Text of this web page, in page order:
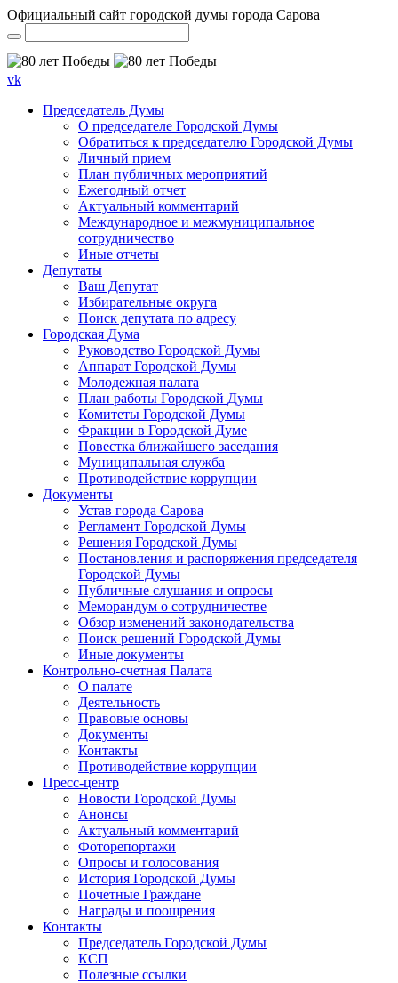
Официальный сайт городской думы города Сарова
vk
Председатель Думы
О председателе Городской Думы
Обратиться к председателю Городской Думы
Личный прием
План публичных мероприятий
Ежегодный отчет
Актуальный комментарий
Международное и межмуниципальное
сотрудничество
Иные отчеты
Депутаты
Ваш Депутат
Избирательные округа
Поиск депутата по адресу
Городская Дума
Руководство Городской Думы
Аппарат Городской Думы
Молодежная палата
План работы Городской Думы
Комитеты Городской Думы
Фракции в Городской Думе
Повестка ближайшего заседания
Муниципальная служба
Противодействие коррупции
Документы
Устав города Сарова
Регламент Городской Думы
Решения Городской Думы
Постановления и распоряжения председателя
Городской Думы
Публичные слушания и опросы
Меморандум о сотрудничестве
Обзор изменений законодательства
Поиск решений Городской Думы
Иные документы
Контрольно-счетная Палата
О палате
Деятельность
Правовые основы
Документы
Контакты
Противодействие коррупции
Пресс-центр
Новости Городской Думы
Анонсы
Актуальный комментарий
Фоторепортажи
Опросы и голосования
История Городской Думы
Почетные Граждане
Награды и поощрения
Контакты
Председатель Городской Думы
КСП
Полезные ссылки